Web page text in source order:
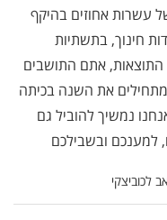
עשרות אחוזים בהיקף
חינוך, בתשתיות
התוצאות, אתם התושבים
מתחילים את השנה בכיתה
נמשיך להוביל גם
למענכם ובשבילכם
לכוביצקי